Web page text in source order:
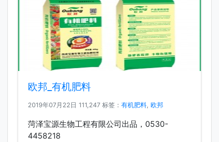
欧邦_有机肥料
2019年07月22日 111,247 标签： 有机肥料, 欧邦
菏泽宝源生物工程有限公司出品，0530-
4458218